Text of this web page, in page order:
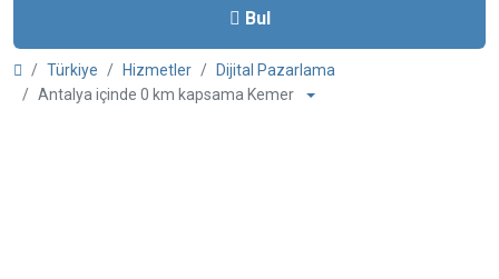
Bul
Türkiye Hizmetler
Dijital Pazarlama
Antalya içinde 0 km kapsama Kemer